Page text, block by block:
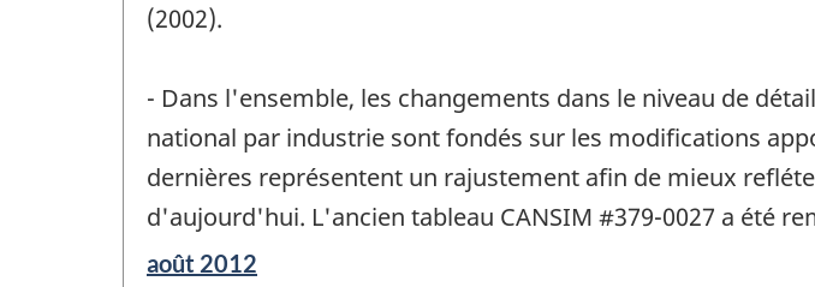
(2002).
- Dans l'ensemble, les changements dans le niveau de
national par industrie sont fondés sur les modifications
dernières représentent un rajustement afin de mieux
d'aujourd'hui. L'ancien tableau CANSIM #379-0027 a été
Période
août 2012